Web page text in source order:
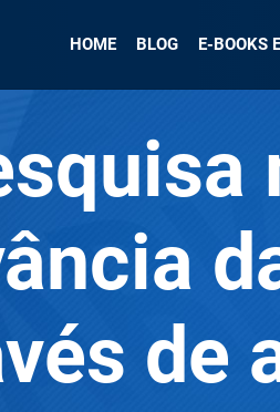
HOME BLOG E-BOOKS
de